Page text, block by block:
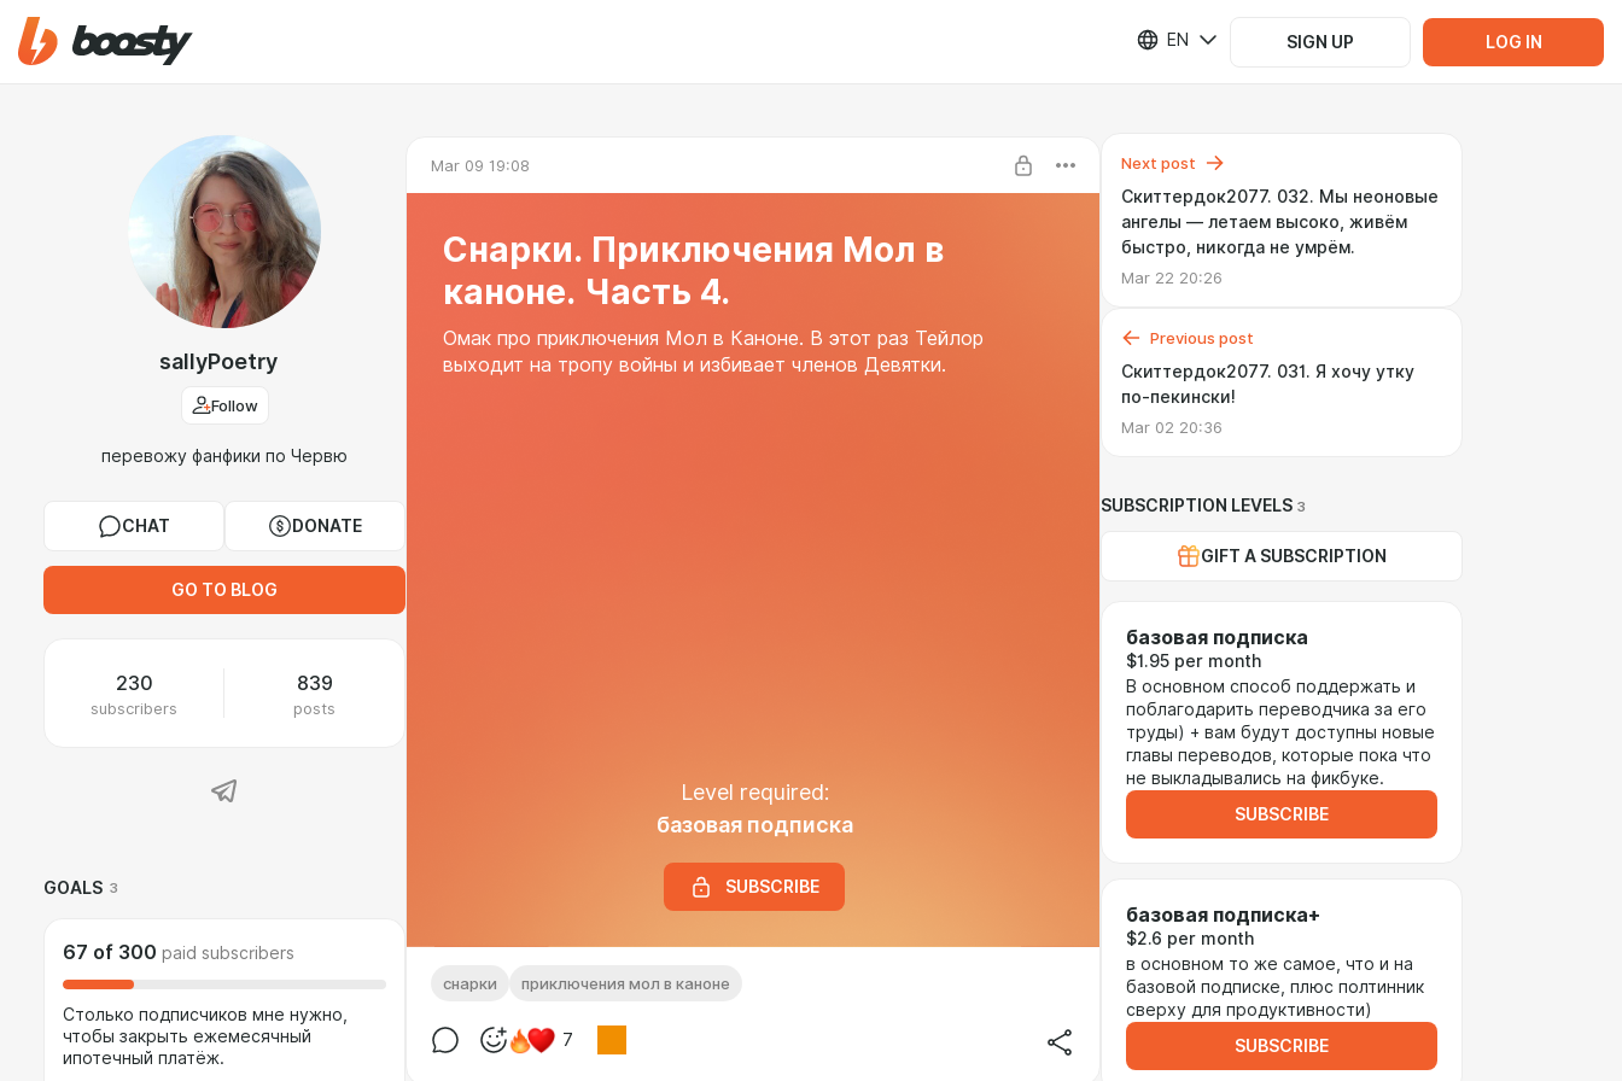
EN SIGN UP LOG IN
sallyPoetry
Follow
перевожу фанфики по Червю
CHAT DONATE
GO TO BLOG
230
subscribers
839
posts
GOALS 3
67 of 300 paid subscribers
Столько подписчиков мне нужно,
чтобы закрыть ежемесячный
ипотечный платёж.
Mar 09 19:08
Снарки. Приключения Мол в
каноне. Часть 4.
Омак про приключения Мол в Каноне. В этот раз Тейлор
выходит на тропу войны и избивает членов Девятки.
Level required:
базовая подписка
SUBSCRIBE
снарки приключения мол в каноне
7
Next post
Скиттердок2077. 032. Мы неоновые
ангелы — летаем высоко, живём
быстро, никогда не умрём.
Mar 22 20:26
Previous post
Скиттердок2077. 031. Я хочу утку
по-пекински!
Mar 02 20:36
SUBSCRIPTION LEVELS 3
GIFT A SUBSCRIPTION
базовая подписка
$1.95 per month
В основном способ поддержать и
поблагодарить переводчика за его
труды) + вам будут доступны новые
главы переводов, которые пока что
не выкладывались на фикбуке.
SUBSCRIBE
базовая подписка+
$2.6 per month
в основном то же самое, что и на
базовой подписке, плюс полтинник
сверху для продуктивности)
SUBSCRIBE